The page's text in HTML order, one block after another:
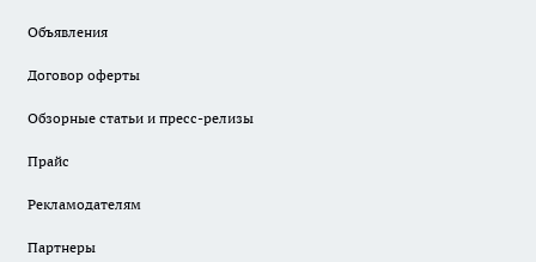
Объявления
Договор оферты
Обзорные статьи и пресс-релизы
Прайс
Рекламодателям
Партнеры